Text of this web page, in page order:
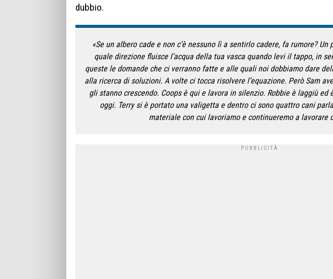
dubbio.
«Se un albero cade e non c’è nessuno lì a sentirlo cadere, fa rumore?
quale direzione fluisce l’acqua della tua vasca quando levi il tappo, in
queste le domande che ci verranno fatte e alle quali noi dobbiamo dare
alla ricerca di soluzioni. A volte ci tocca risolvere l’equazione. Però Sam
gli stanno crescendo. Coops è qui e lavora in silenzio. Robbie è laggiù
oggi. Terry si è portato una valigetta e dentro ci sono quattro cani
materiale con cui lavoriamo e continueremo a lavorare